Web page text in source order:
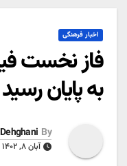
اخبار فرهنگی
فاز نخست
به پایان رسید
By
Dehghani
آبان ۸, ۱۴۰۲